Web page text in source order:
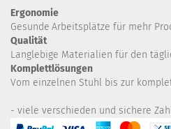
Ergonomie
Gesunde Arbeitsplätze für mehr
Qualität
Langlebige Materialien für den
Komplettlösungen
Vom einzelnen Stuhl bis zur
- viele verschieden und sichere